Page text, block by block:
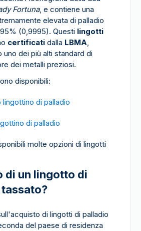
Fortuna, e contiene una
elevata di palladio
(0,9995). Questi lingotti
certificati dalla LBMA,
uno dei più alti standard di
dei metalli preziosi.
disponibili:
lingottino di palladio
di palladio
molte opzioni di lingotti
di un lingotto di
di lingotti di palladio
del paese di residenza